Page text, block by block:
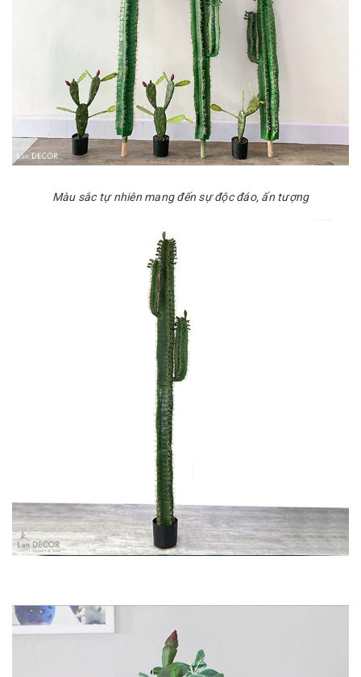
Màu sắc tự nhiên mang đến sự độc đáo, ấn tượng